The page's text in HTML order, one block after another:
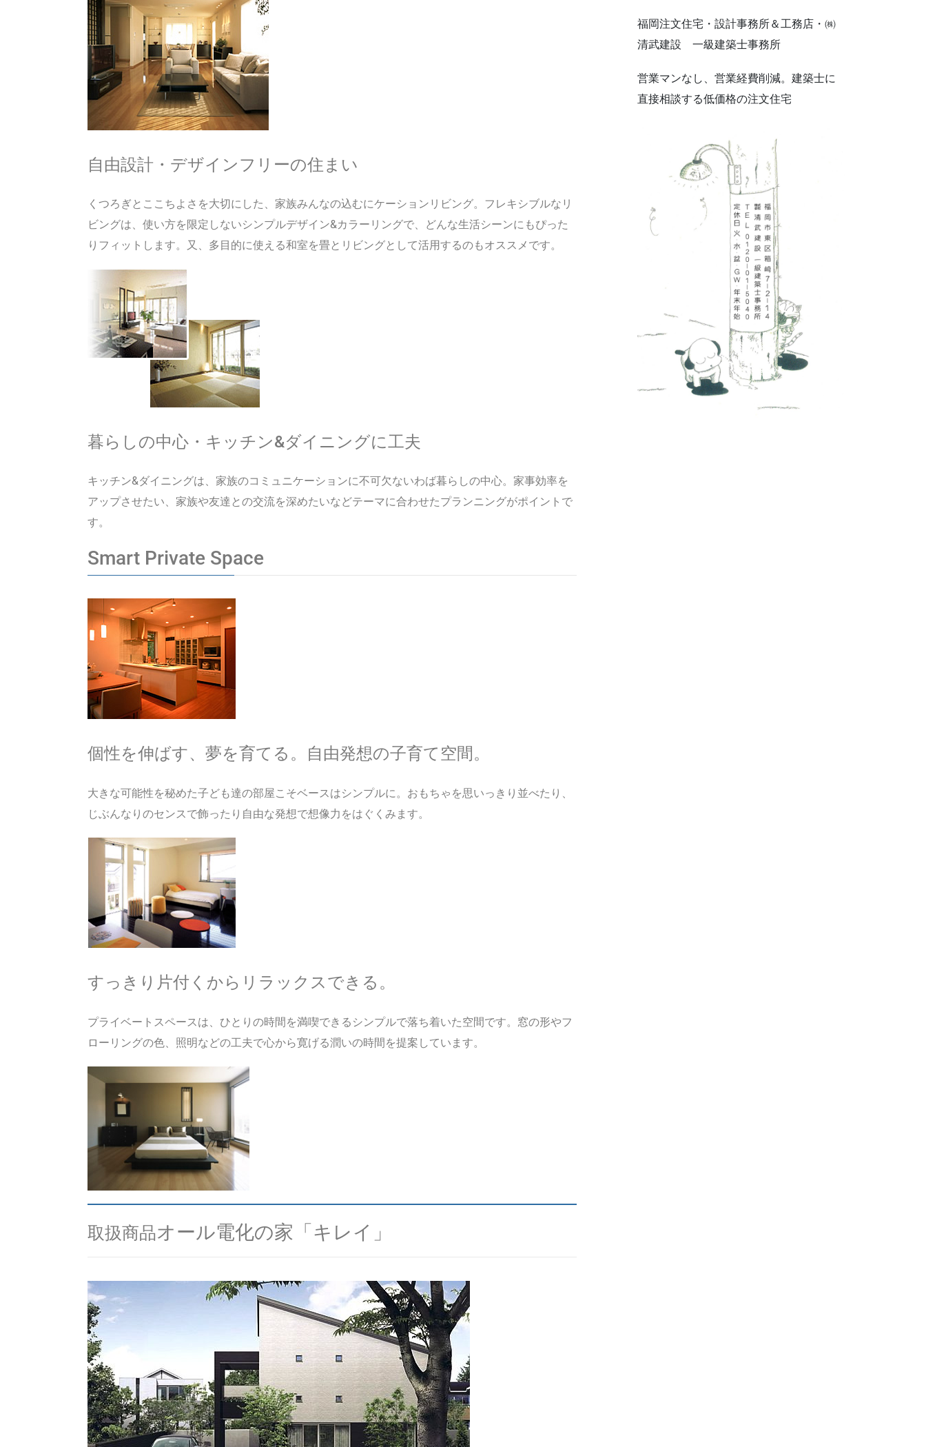
自由設計・デザインフリーの住まい
くつろぎとここちよさを大切にした、家族みんなの込むにケーションリビング。フレキシブルなリ
ビングは、使い方を限定しないシンプルデザイン&カラーリングで、どんな生活シーンにもぴった
りフィットします。又、多目的に使える和室を畳とリビングとして活用するのもオススメです。
暮らしの中心・キッチン&ダイニングに工夫
キッチン&ダイニングは、家族のコミュニケーションに不可欠ないわば暮らしの中心。家事効率を
アップさせたい、家族や友達との交流を深めたいなどテーマに合わせたプランニングがポイントで
す。
Smart Private Space
個性を伸ばす、夢を育てる。自由発想の子育て空間。
大きな可能性を秘めた子ども達の部屋こそベースはシンプルに。おもちゃを思いっきり並べたり、
じぶんなりのセンスで飾ったり自由な発想で想像力をはぐくみます。
すっきり片付くからリラックスできる。
プライベートスペースは、ひとりの時間を満喫できるシンプルで落ち着いた空間です。窓の形やフ
ローリングの色、照明などの工夫で心から寛げる潤いの時間を提案しています。
取扱商品オール電化の家「キレイ」
福岡注文住宅・設計事務所＆工務店・㈱
清武建設 一級建築士事務所
営業マンなし、営業経費削減。建築士に
直接相談する低価格の注文住宅